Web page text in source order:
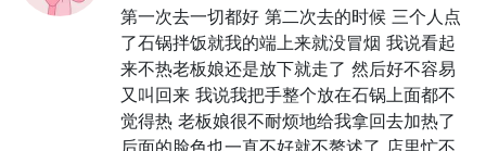
第一次去一切都好 第二次去的时候 三个人点
了石锅拌饭就我的端上来就没冒烟 我说看起
来不热老板娘还是放下就走了 然后好不容易
又叫回来 我说我把手整个放在石锅上面都不
觉得热 老板娘很不耐烦地给我拿回去加热了
后面的脸色也一直不好就不赘述了 店里忙不